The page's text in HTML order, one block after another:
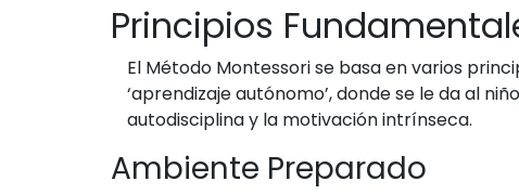
Principios
El Método Montessori se basa en varios
‘aprendizaje autónomo’, donde se le da al
autodisciplina y la motivación intrínseca.
Ambiente Preparado